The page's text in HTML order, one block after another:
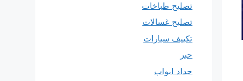
تصليح طباخات
تصليح غسالات
تكييف سيارات
حبر
حداد ابواب